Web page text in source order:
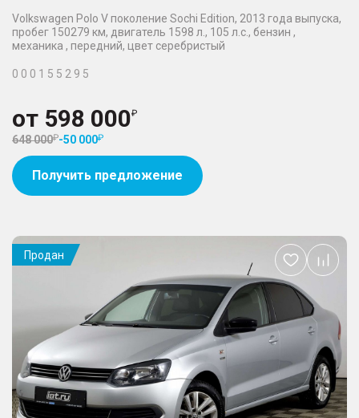
Volkswagen Polo V поколение Sochi Edition, 2013 года выпуска,
пробег 150279 км, двигатель 1598 л., 105 л.с., бензин ,
механика , передний, цвет серебристый
0 0 0 1 5 5 2 9 5
от 598 000
648 000 -50 000
Получить предложение
Продан
Добавить
в
избранное